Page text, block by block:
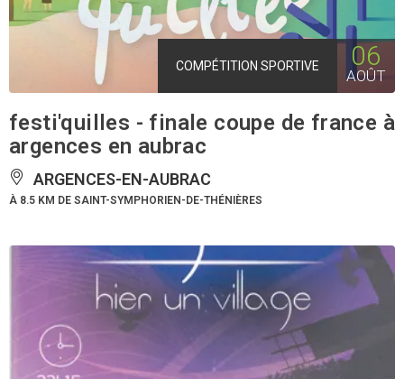
COMPÉTITION SPORTIVE 06
AOÛT
festi'quilles - finale coupe de france à
argences en aubrac
ARGENCES-EN-AUBRAC
À 8.5 KM DE SAINT-SYMPHORIEN-DE-THÉNIÈRES